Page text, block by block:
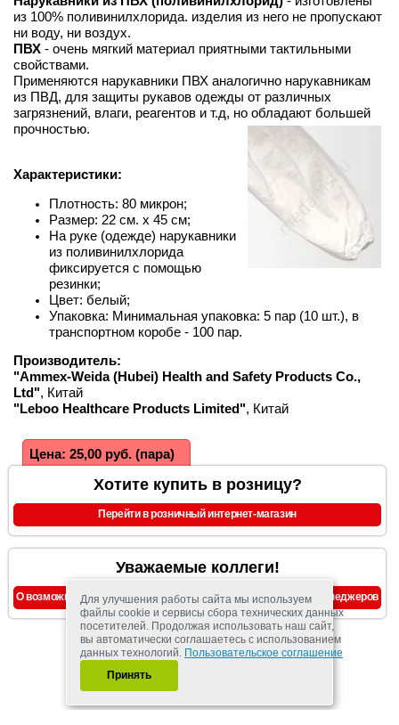
из 100% поливинилхлорида. изделия из него не пропускают
ни воду, ни воздух.
ПВХ - очень мягкий материал приятными тактильными
свойствами.
Применяются нарукавники ПВХ аналогично нарукавникам
из ПВД, для защиты рукавов одежды от различных
загрязнений, влаги, реагентов и т.д, но обладают большей
прочностью.
Характеристики:
Плотность: 80 микрон;
Размер: 22 см. х 45 см;
На руке (одежде) нарукавники
из поливинилхлорида
фиксируется с помощью
резинки;
Цвет: белый;
Упаковка: Минимальная упаковка: 5 пар (10 шт.), в
транспортном коробе - 100 пар.
Производитель:
"Ammex-Weida (Hubei) Health and Safety Products Co.,
Ltd", Китай
"Leboo Healthcare Products Limited", Китай
Цена: 25,00 руб. (пара)
Хотите купить в розницу?
Перейти в розничный интернет-магазин
Уважаемые коллеги!
О возможности предоставления скидок, уточняйте у наших менеджеров
Для улучшения работы сайта мы используем
файлы cookie и сервисы сбора технических данных
посетителей. Продолжая использовать наш сайт,
вы автоматически соглашаетесь с использованием
данных технологий. Пользовательское соглашение
Принять